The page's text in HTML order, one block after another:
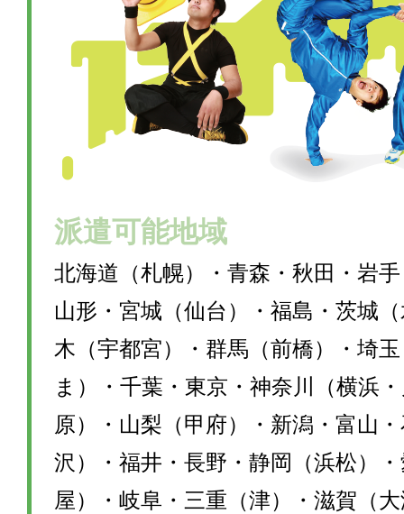
派遣可能地域
北海道（札幌）・青森・秋田・岩
山形・宮城（仙台）・福島・茨城
木（宇都宮）・群馬（前橋）・埼
ま）・千葉・東京・神奈川（横浜
原）・山梨（甲府）・新潟・富山
沢）・福井・長野・静岡（浜松）
屋）・岐阜・三重（津）・滋賀（